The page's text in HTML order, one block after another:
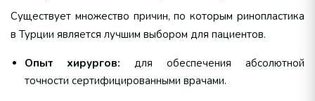
Существует множество причин, по которым ринопластика
в Турции является лучшим выбором для пациентов.
Опыт хирургов: для обеспечения абсолютной
точности сертифицированными врачами.